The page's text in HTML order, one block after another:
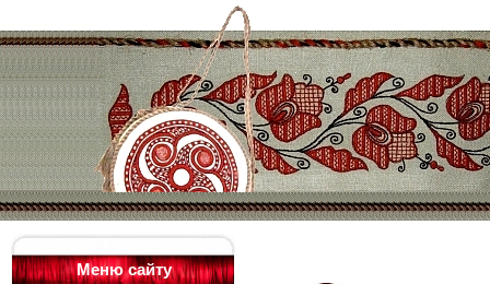
Меню сайту